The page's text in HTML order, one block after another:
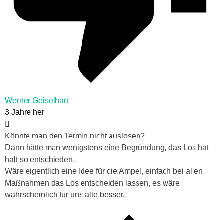
Werner Geiselhart
3 Jahre her
Könnte man den Termin nicht auslosen?
Dann hätte man wenigstens eine Begründung, das Los hat
halt so entschieden.
Wäre eigentlich eine Idee für die Ampel, einfach bei allen
Maßnahmen das Los entscheiden lassen, es wäre
wahrscheinlich für uns alle besser.